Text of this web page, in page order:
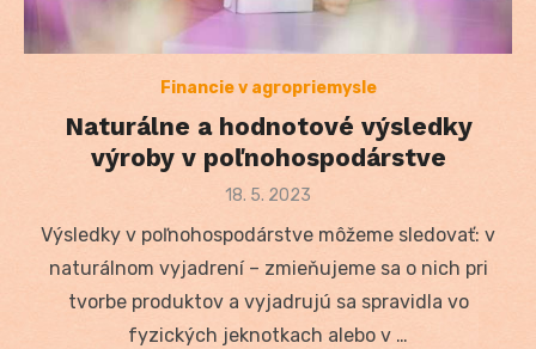
Financie v agropriemysle
Naturálne a hodnotové výsledky
výroby v poľnohospodárstve
Posted
18. 5. 2023
Výsledky v poľnohospodárstve môžeme sledovať: v
naturálnom vyjadrení – zmieňujeme sa o nich pri
tvorbe produktov a vyjadrujú sa spravidla vo
fyzických jeknotkach alebo v …